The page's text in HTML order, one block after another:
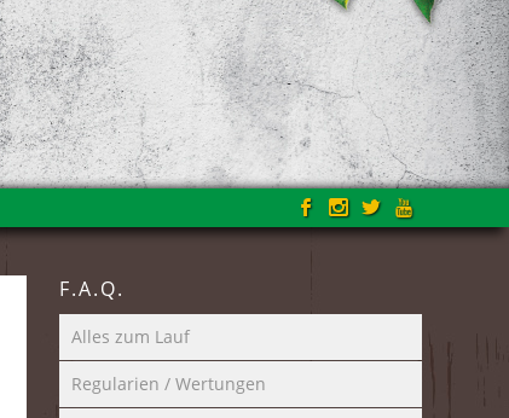
F.A.Q.
Alles zum Lauf
Regularien / Wertungen